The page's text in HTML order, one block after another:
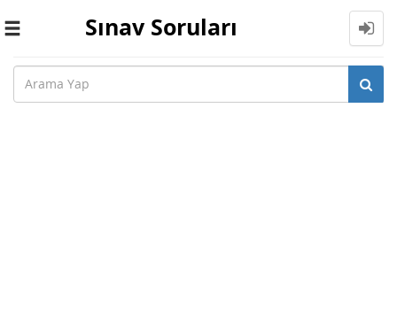
Toggle
Sınav Soruları